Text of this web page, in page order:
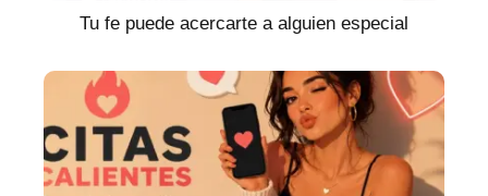
Tu fe puede acercarte a alguien especial